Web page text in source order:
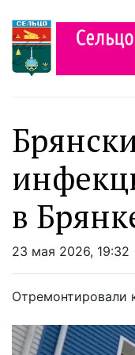
в
23 мая 2026, 19:32 |
Отремонтировали